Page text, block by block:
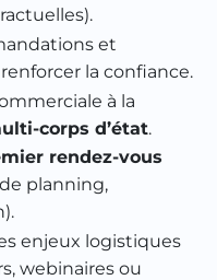
et
la confiance.
à la
corps d’état.
rendez-vous
planning,
enjeux logistiques
webinaires ou